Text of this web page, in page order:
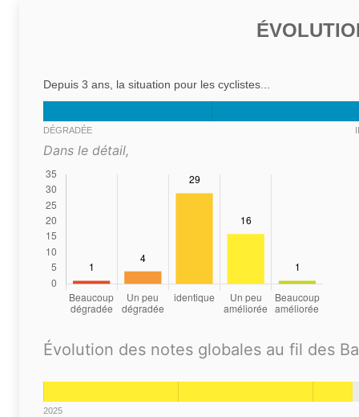
Depuis 3 ans, la situation pour les cyclistes...
DÉGRADÉE
Dans le détail,
Évolution des notes globales au fil des
2025